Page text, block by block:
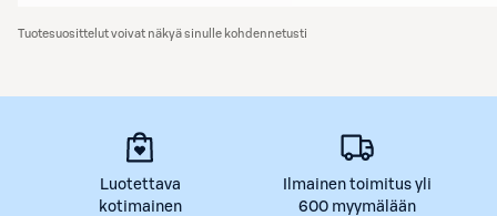
Tuotesuosittelut voivat näkyä sinulle kohdennetusti
Luotettava
kotimainen
Ilmainen toimitus yli
600 myymälään